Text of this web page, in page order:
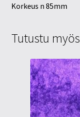
Korkeus n 85mm
Tutustu myös